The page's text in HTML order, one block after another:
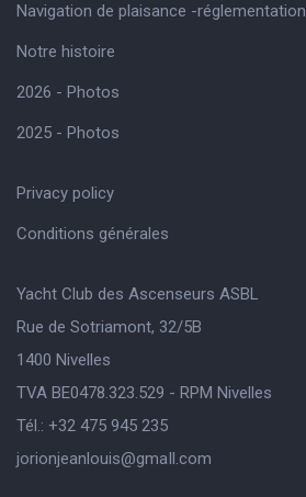
Navigation de plaisance -réglementation
Notre histoire
2026 - Photos
2025 - Photos
Privacy policy
Conditions générales
Yacht Club des Ascenseurs ASBL
Rue de Sotriamont, 32/5B
1400 Nivelles
TVA BE0478.323.529 - RPM Nivelles
Tél.: +32 475 945 235
jorionjeanlouis@gmaIl.com